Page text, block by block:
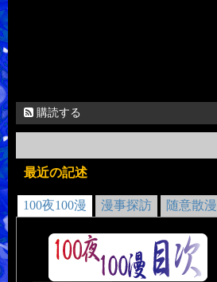
購読する
最近の記述
100夜100漫 漫事探訪 随意散漫